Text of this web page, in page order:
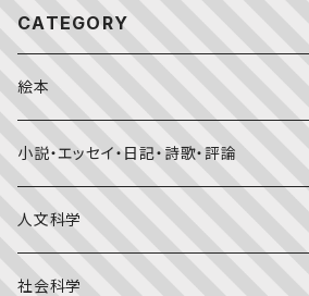
CATEGORY
絵本
福音館書店月刊誌
こどものとも0.1.2
こどものとも年少版
その他の月刊誌
おはなしプーカ
日本の絵本
小説・エッセイ・日記・詩歌・評論
日本文学
詩・短歌・俳句・ことば
人文科学
社会科学